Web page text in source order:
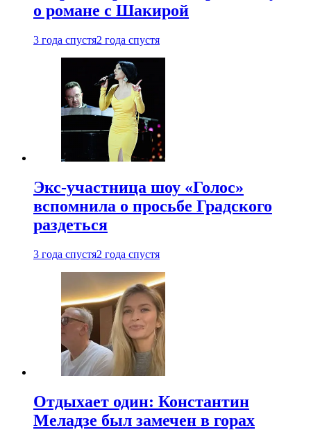
о романе с Шакирой
3 года спустя2 года спустя
Экс-участница шоу «Голос»
вспомнила о просьбе Градского
раздеться
3 года спустя2 года спустя
Отдыхает один: Константин
Меладзе был замечен в горах